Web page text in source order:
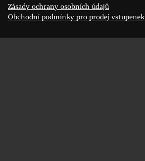
Zásady ochrany osobních údajů
Obchodní podmínky pro prodej vstupenek